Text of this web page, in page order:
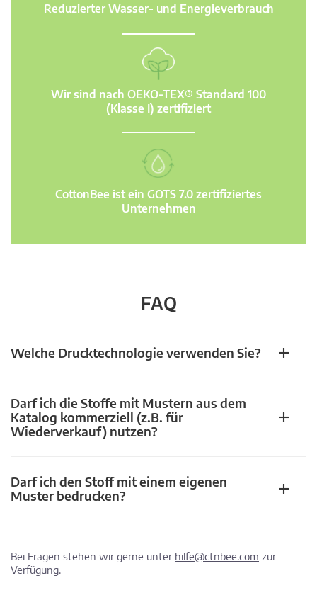
Reduzierter Wasser- und Energieverbrauch
Wir sind nach OEKO-TEX® Standard 100
(Klasse I) zertifiziert
CottonBee ist ein GOTS 7.0 zertifiziertes
Unternehmen
FAQ
Welche Drucktechnologie verwenden Sie?
Darf ich die Stoffe mit Mustern aus dem
Katalog kommerziell (z.B. für
Wiederverkauf) nutzen?
Darf ich den Stoff mit einem eigenen
Muster bedrucken?
Bei Fragen stehen wir gerne unter hilfe@ctnbee.com zur
Verfügung.